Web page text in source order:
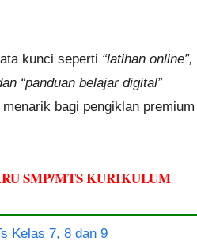
kunci seperti “latihan online”,
“panduan belajar digital”
bagi pengiklan premium
SMP/MTS KURIKULUM
Kelas 7, 8 dan 9